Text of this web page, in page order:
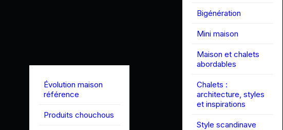
Évolution maison
référence
Produits chouchous
Bigénération
Mini maison
Maison et chalets
abordables
Chalets :
architecture, styles
et inspirations
Style scandinave